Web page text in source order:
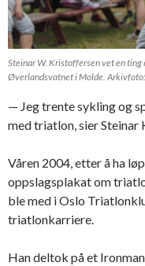
Steinar W. Kristoffersen vet en
Øverlandsvatnet i Molde.
— Jeg trente sykling og
med triatlon, sier Steinar
Våren 2004, etter å ha
oppslagsplakat om
ble med i Oslo
triatlonkarriere.
Han deltok på et